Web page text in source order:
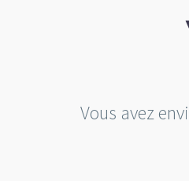
Vous avez